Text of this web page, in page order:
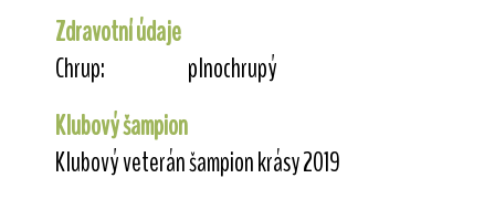
Zdravotní údaje
Chrup:
plnochrupý
Klubový šampion
Klubový veterán šampion krásy 2019